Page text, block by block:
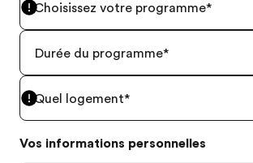
Choisissez votre programme*
Durée du programme*
Quel logement*
Vos informations personnelles